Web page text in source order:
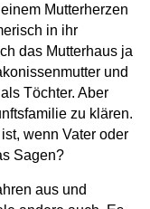
Mutterherzen
in ihr
das Mutterhaus ja
und
Töchter. Aber
zu klären.
wenn Vater oder
Sagen?
aus und